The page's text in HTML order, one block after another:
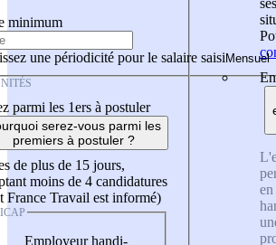
minimum
une périodicité pour le salaire saisi
parmi les 1ers à postuler
serez-vous parmi les
premiers à postuler ?
de plus de 15 jours,
moins de 4 candidatures
France Travail est informé)
Employeur handi-